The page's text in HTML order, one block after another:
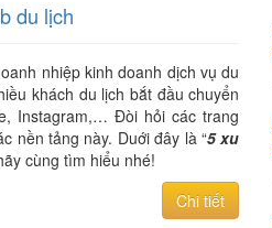
du lịch
nhiệp kinh doanh dịch vụ du
khách du lịch bắt đầu chuyển
Instagram,… Đòi hỏi các trang
nền tảng này. Duới đây là “5 xu
cùng tìm hiểu nhé!
Chi tiết